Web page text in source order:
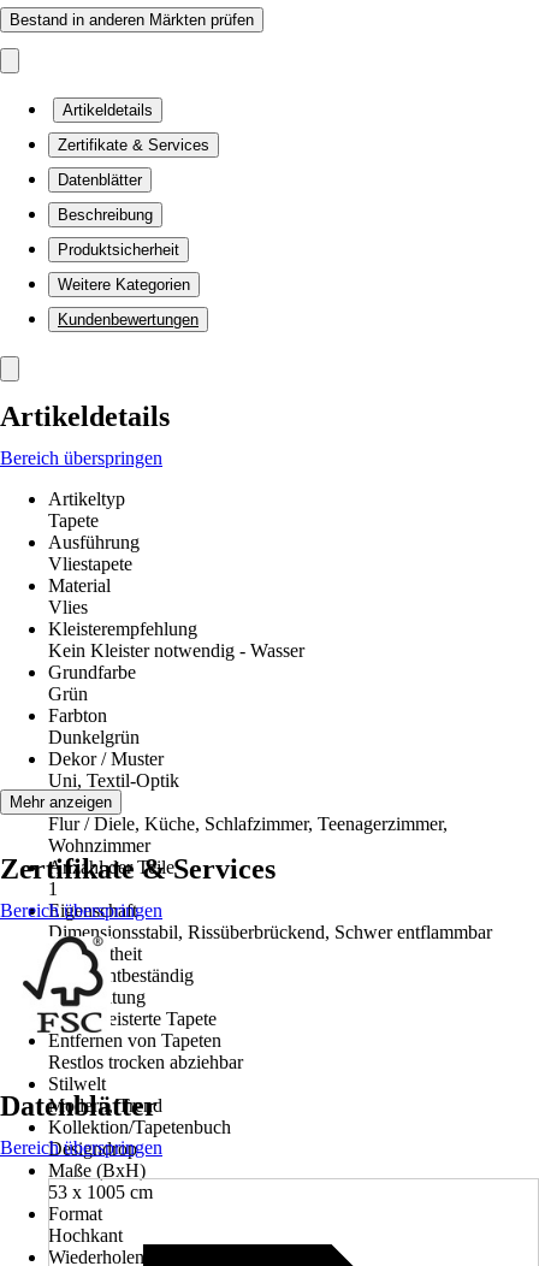
Bestand in anderen Märkten prüfen
Artikeldetails
Zertifikate & Services
Datenblätter
Beschreibung
Produktsicherheit
Weitere Kategorien
Kundenbewertungen
Artikeldetails
Bereich überspringen
Artikeltyp
Tapete
Ausführung
Vliestapete
Material
Vlies
Kleisterempfehlung
Kein Kleister notwendig - Wasser
Grundfarbe
Grün
Farbton
Dunkelgrün
Dekor / Muster
Uni, Textil-Optik
Räume
Flur / Diele, Küche, Schlafzimmer, Teenagerzimmer,
Wohnzimmer
Anzahl der Teile
1
Eigenschaft
Dimensionsstabil, Rissüberbrückend, Schwer entflammbar
Farbechtheit
Gut Lichtbeständig
Verarbeitung
Vorgekleisterte Tapete
Entfernen von Tapeten
Restlos trocken abziehbar
Stilwelt
Modern, Trend
Kollektion/Tapetenbuch
Designdrop
Maße (BxH)
53 x 1005 cm
Format
Hochkant
Wiederholendes Design
Mehr anzeigen
Zertifikate & Services
Bereich überspringen
Datenblätter
Bereich überspringen